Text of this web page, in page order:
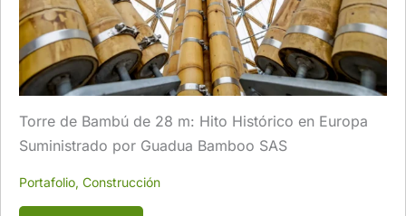
Torre de Bambú de 28 m: Hito Histórico en Europa
Suministrado por Guadua Bamboo SAS
Portafolio, Construcción